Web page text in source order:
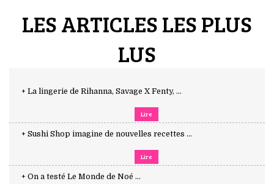
LES ARTICLES LES PLUS
LUS
+ La lingerie de Rihanna, Savage X Fenty, ...
Lire
+ Sushi Shop imagine de nouvelles recettes ...
Lire
+ On a testé Le Monde de Noé ...